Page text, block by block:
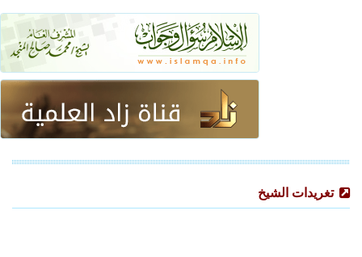
تغريدات الشيخ